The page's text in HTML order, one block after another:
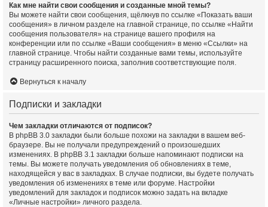
Как мне найти свои сообщения и созданные мной темы?
Вы можете найти свои сообщения, щёлкнув по ссылке «Показать ваши
сообщения» в личном разделе на главной странице, по ссылке «Найти
сообщения пользователя» на странице вашего профиля на
конференции или по ссылке «Ваши сообщения» в меню «Ссылки» на
главной странице. Чтобы найти созданные вами темы, используйте
страницу расширенного поиска, заполнив соответствующие поля.
Вернуться к началу
Подписки и закладки
Чем закладки отличаются от подписок?
В phpBB 3.0 закладки были больше похожи на закладки в вашем веб-
браузере. Вы не получали предупреждений о произошедших
изменениях. В phpBB 3.1 закладки больше напоминают подписки на
темы. Вы можете получать уведомления об обновлениях в теме,
находящейся у вас в закладках. В случае подписки, вы будете получать
уведомления об изменениях в теме или форуме. Настройки
уведомлений для закладок и подписок можно задать на вкладке
«Личные настройки» личного раздела.